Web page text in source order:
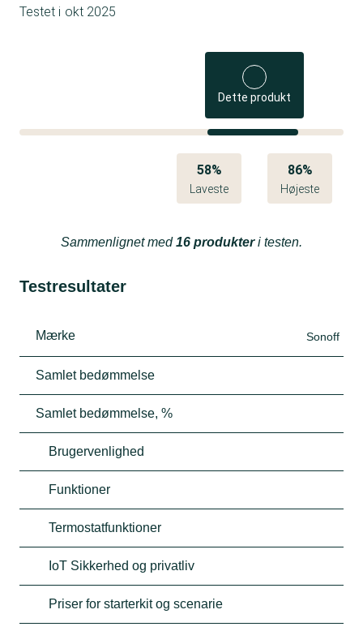
Testet i okt 2025
Dette produkt
58%
Laveste
86%
Højeste
Sammenlignet med16 produkteri testen.
Testresultater
Mærke Sonoff
Samlet bedømmelse
Samlet bedømmelse, %
Brugervenlighed
Funktioner
Termostatfunktioner
IoT Sikkerhed og privatliv
Priser for starterkit og scenarie